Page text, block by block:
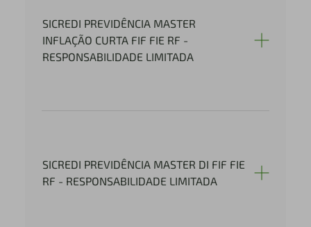
SICREDI PREVIDÊNCIA MASTER
INFLAÇÃO CURTA FIF FIE RF -
RESPONSABILIDADE LIMITADA
SICREDI PREVIDÊNCIA MASTER DI FIF FIE
RF - RESPONSABILIDADE LIMITADA